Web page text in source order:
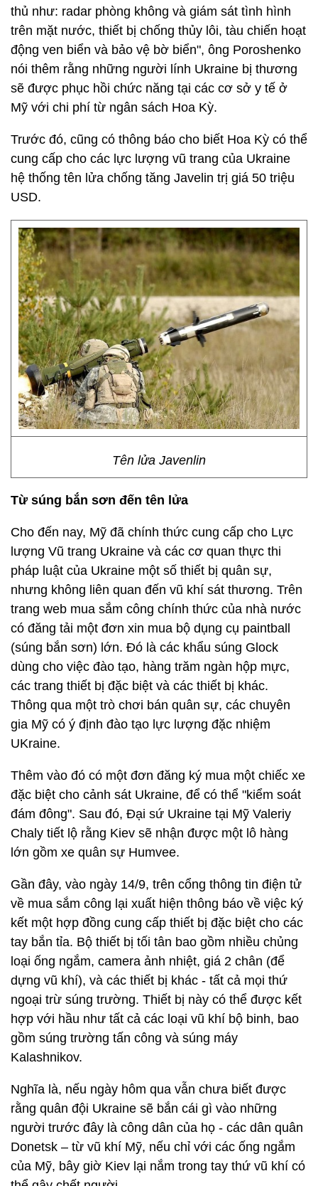
thủ như: radar phòng không và giám sát tình hình
trên mặt nước, thiết bị chống thủy lôi, tàu chiến hoạt
động ven biển và bảo vệ bờ biển", ông Poroshenko
nói thêm rằng những người lính Ukraine bị thương
sẽ được phục hồi chức năng tại các cơ sở y tế ở
Mỹ với chi phí từ ngân sách Hoa Kỳ.
Trước đó, cũng có thông báo cho biết Hoa Kỳ có thể
cung cấp cho các lực lượng vũ trang của Ukraine
hệ thống tên lửa chống tăng Javelin trị giá 50 triệu
USD.
Tên lửa Javenlin
Từ súng bắn sơn đến tên lửa
Cho đến nay, Mỹ đã chính thức cung cấp cho Lực
lượng Vũ trang Ukraine và các cơ quan thực thi
pháp luật của Ukraine một số thiết bị quân sự,
nhưng không liên quan đến vũ khí sát thương. Trên
trang web mua sắm công chính thức của nhà nước
có đăng tải một đơn xin mua bộ dụng cụ paintball
(súng bắn sơn) lớn. Đó là các khẩu súng Glock
dùng cho việc đào tạo, hàng trăm ngàn hộp mực,
các trang thiết bị đặc biệt và các thiết bị khác.
Thông qua một trò chơi bán quân sự, các chuyên
gia Mỹ có ý định đào tạo lực lượng đặc nhiệm
UKraine.
Thêm vào đó có một đơn đăng ký mua một chiếc xe
đặc biệt cho cảnh sát Ukraine, để có thể "kiểm soát
đám đông". Sau đó, Đại sứ Ukraine tại Mỹ Valeriy
Chaly tiết lộ rằng Kiev sẽ nhận được một lô hàng
lớn gồm xe quân sự Humvee.
Gần đây, vào ngày 14/9, trên cổng thông tin điện tử
về mua sắm công lại xuất hiện thông báo về việc ký
kết một hợp đồng cung cấp thiết bị đặc biệt cho các
tay bắn tỉa. Bộ thiết bị tối tân bao gồm nhiều chủng
loại ống ngắm, camera ảnh nhiệt, giá 2 chân (để
dựng vũ khí), và các thiết bị khác - tất cả mọi thứ
ngoại trừ súng trường. Thiết bị này có thể được kết
hợp với hầu như tất cả các loại vũ khí bộ binh, bao
gồm súng trường tấn công và súng máy
Kalashnikov.
Nghĩa là, nếu ngày hôm qua vẫn chưa biết được
rằng quân đội Ukraine sẽ bắn cái gì vào những
người trước đây là công dân của họ - các dân quân
Donetsk – từ vũ khí Mỹ, nếu chỉ với các ống ngắm
của Mỹ, bây giờ Kiev lại nắm trong tay thứ vũ khí có